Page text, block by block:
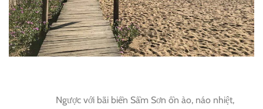
Ngược với bãi biển Sầm Sơn ồn ào, náo nhiệt,